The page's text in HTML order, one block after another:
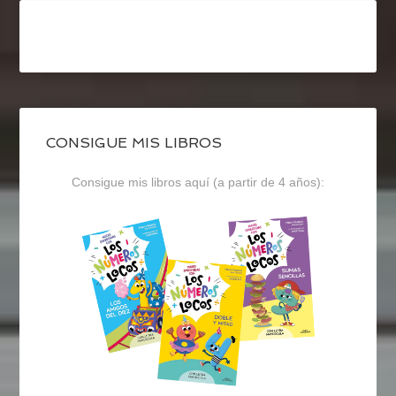
CONSIGUE MIS LIBROS
Consigue mis libros aquí (a partir de 4 años):